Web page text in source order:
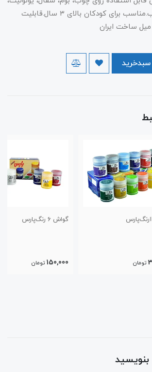
مقوا و…حللال در آب.مناسب برای کودکان بالای ۳ سال.قابلیت
تومان
بنویسید